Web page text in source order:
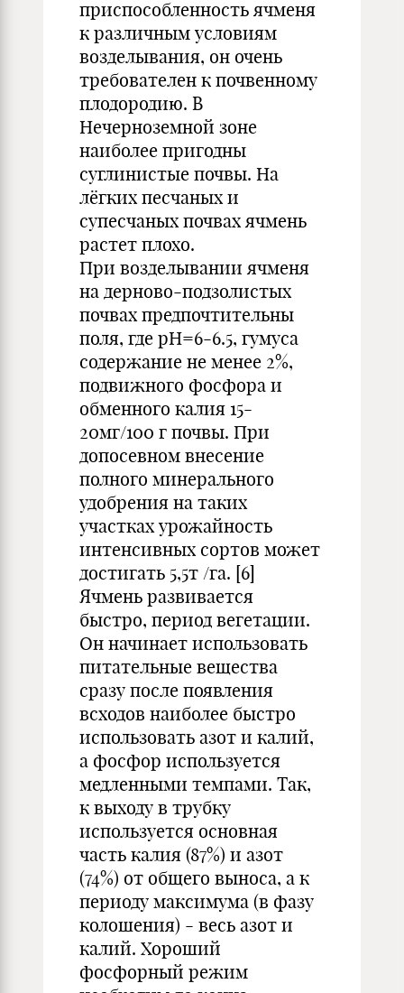
приспособленность ячменя
к различным условиям
возделывания, он очень
требователен к почвенному
плодородию. В
Нечерноземной зоне
наиболее пригодны
суглинистые почвы. На
лёгких песчаных и
супесчаных почвах ячмень
растет плохо.
При возделывании ячменя
на дерново-подзолистых
почвах предпочтительны
поля, где рН=6-6.5, гумуса
содержание не менее 2%,
подвижного фосфора и
обменного калия 15-
20мг/100 г почвы. При
допосевном внесение
полного минерального
удобрения на таких
участках урожайность
интенсивных сортов может
достигать 5,5т /га. [6]
Ячмень развивается
быстро, период вегетации.
Он начинает использовать
питательные вещества
сразу после появления
всходов наиболее быстро
использовать азот и калий,
а фосфор используется
медленными темпами. Так,
к выходу в трубку
используется основная
часть калия (87%) и азот
(74%) от общего выноса, а к
периоду максимума (в фазу
колошения) - весь азот и
калий. Хороший
фосфорный режим